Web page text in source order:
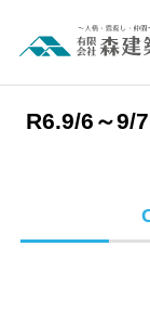
R6.9/6～9/7 大和
R6.9/6～